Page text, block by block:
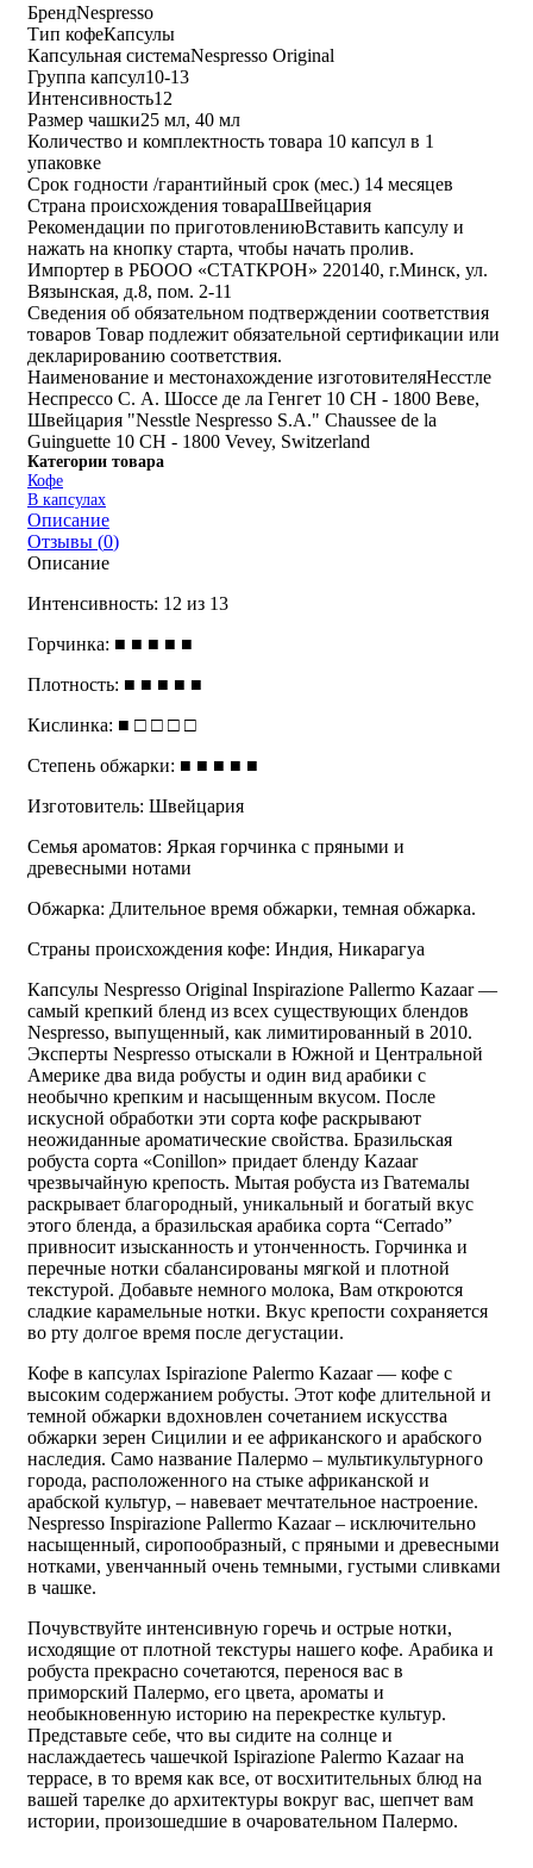
БрендNespresso
Тип кофеКапсулы
Капсульная системаNespresso Original
Группа капсул10-13
Интенсивность12
Размер чашки25 мл, 40 мл
Количество и комплектность товара 10 капсул в 1
упаковке
Срок годности /гарантийный срок (мес.) 14 месяцев
Страна происхождения товараШвейцария
Рекомендации по приготовлениюВставить капсулу и
нажать на кнопку старта, чтобы начать пролив.
Импортер в РБООО «СТАТКРОН» 220140, г.Минск, ул.
Вязынская, д.8, пом. 2-11
Сведения об обязательном подтверждении соответствия
товаров Товар подлежит обязательной сертификации или
декларированию соответствия.
Наименование и местонахождение изготовителяНесстле
Неспрессо С. А. Шоссе де ла Генгет 10 CH - 1800 Веве,
Швейцария "Nesstle Nespresso S.A." Chaussee de la
Guinguette 10 CH - 1800 Vevey, Switzerland
Категории товара
Кофе
В капсулах
Описание
Отзывы (0)
Описание
Интенсивность: 12 из 13
Горчинка: ■ ■ ■ ■ ■
Плотность: ■ ■ ■ ■ ■
Кислинка: ■ □ □ □ □
Степень обжарки: ■ ■ ■ ■ ■
Изготовитель: Швейцария
Семья ароматов: Яркая горчинка с пряными и
древесными нотами
Обжарка: Длительное время обжарки, темная обжарка.
Страны происхождения кофе: Индия, Никарагуа
Капсулы Nespresso Original Inspirazione Pallermo Kazaar —
самый крепкий бленд из всех существующих блендов
Nespresso, выпущенный, как лимитированный в 2010.
Эксперты Nespresso отыскали в Южной и Центральной
Америке два вида робусты и один вид арабики с
необычно крепким и насыщенным вкусом. После
искусной обработки эти сорта кофе раскрывают
неожиданные ароматические свойства. Бразильская
робуста сорта «Conillon» придает бленду Kazaar
чрезвычайную крепость. Мытая робуста из Гватемалы
раскрывает благородный, уникальный и богатый вкус
этого бленда, а бразильская арабика сорта “Cerrado”
привносит изысканность и утонченность. Горчинка и
перечные нотки сбалансированы мягкой и плотной
текстурой. Добавьте немного молока, Вам откроются
сладкие карамельные нотки. Вкус крепости сохраняется
во рту долгое время после дегустации.
Кофе в капсулах Ispirazione Palermo Kazaar — кофе с
высоким содержанием робусты. Этот кофе длительной и
темной обжарки вдохновлен сочетанием искусства
обжарки зерен Сицилии и ее африканского и арабского
наследия. Само название Палермо – мультикультурного
города, расположенного на стыке африканской и
арабской культур, – навевает мечтательное настроение.
Nespresso Inspirazione Pallermo Kazaar – исключительно
насыщенный, сиропообразный, с пряными и древесными
нотками, увенчанный очень темными, густыми сливками
в чашке.
Почувствуйте интенсивную горечь и острые нотки,
исходящие от плотной текстуры нашего кофе. Арабика и
робуста прекрасно сочетаются, перенося вас в
приморский Палермо, его цвета, ароматы и
необыкновенную историю на перекрестке культур.
Представьте себе, что вы сидите на солнце и
наслаждаетесь чашечкой Ispirazione Palermo Kazaar на
террасе, в то время как все, от восхитительных блюд на
вашей тарелке до архитектуры вокруг вас, шепчет вам
истории, произошедшие в очаровательном Палермо.